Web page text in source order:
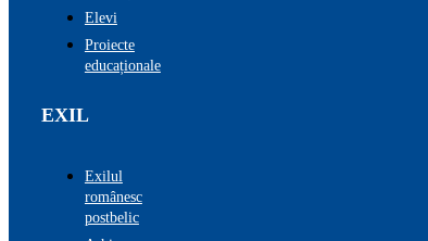
Elevi
Proiecte
educaționale
EXIL
Exilul
românesc
postbelic